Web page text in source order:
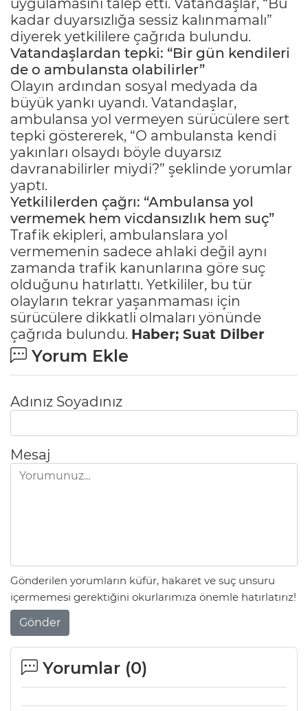
kadar duyarsızlığa sessiz kalınmamalı”
diyerek yetkililere çağrıda bulundu.
Vatandaşlardan tepki: “Bir gün kendileri
de o ambulansta olabilirler”
Olayın ardından sosyal medyada da
büyük yankı uyandı. Vatandaşlar,
ambulansa yol vermeyen sürücülere sert
tepki göstererek, “O ambulansta kendi
yakınları olsaydı böyle duyarsız
davranabilirler miydi?” şeklinde yorumlar
yaptı.
Yetkililerden çağrı: “Ambulansa yol
vermemek hem vicdansızlık hem suç”
Trafik ekipleri, ambulanslara yol
vermemenin sadece ahlaki değil aynı
zamanda trafik kanunlarına göre suç
olduğunu hatırlattı. Yetkililer, bu tür
olayların tekrar yaşanmaması için
sürücülere dikkatli olmaları yönünde
çağrıda bulundu. Haber; Suat Dilber
Yorum Ekle
Adınız Soyadınız
Mesaj
Gönderilen yorumların küfür, hakaret ve suç unsuru
içermemesi gerektiğini okurlarımıza önemle hatırlatırız!
Gönder
Yorumlar (0)